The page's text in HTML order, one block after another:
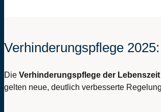
Verhinderungspflege
Die Verhinderungspflege der
gelten neue, deutlich verbesserte